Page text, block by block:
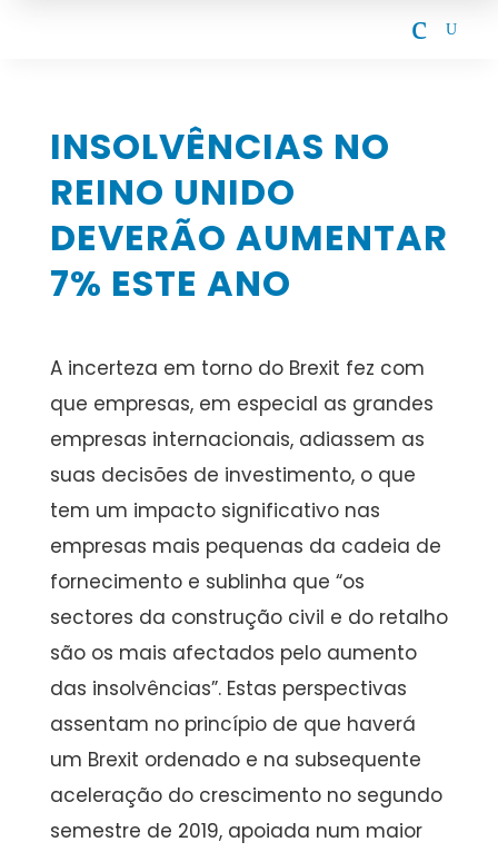
c U
INSOLVÊNCIAS NO
REINO UNIDO
DEVERÃO AUMENTAR
7% ESTE ANO
A incerteza em torno do Brexit fez com
que empresas, em especial as grandes
empresas internacionais, adiassem as
suas decisões de investimento, o que
tem um impacto significativo nas
empresas mais pequenas da cadeia de
fornecimento e sublinha que “os
sectores da construção civil e do retalho
são os mais afectados pelo aumento
das insolvências”. Estas perspectivas
assentam no princípio de que haverá
um Brexit ordenado e na subsequente
aceleração do crescimento no segundo
semestre de 2019, apoiada num maior